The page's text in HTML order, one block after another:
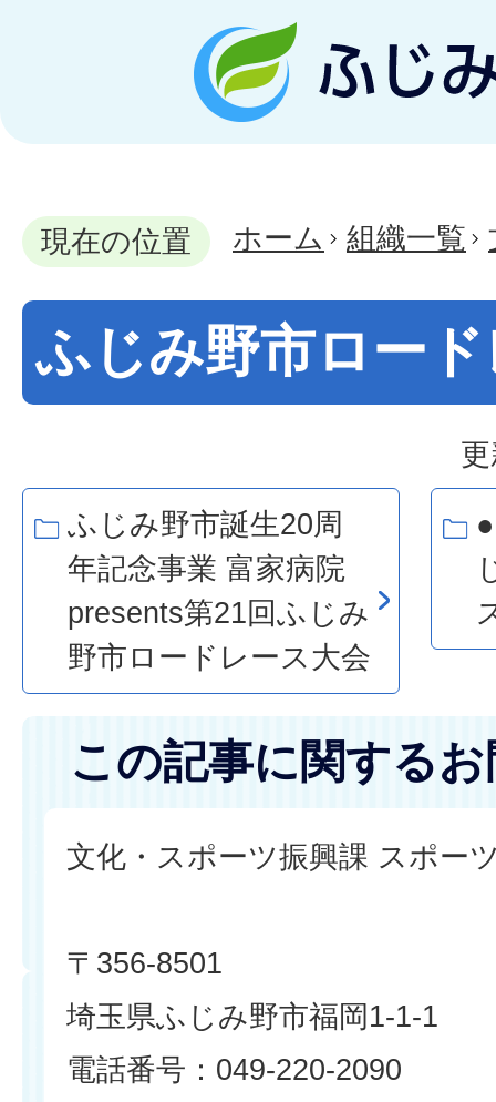
現在の位置 ホーム 組織一覧
ふじみ野市ロー
ふじみ野市誕生20周
年記念事業 富家病院
presents第21回ふじみ
野市ロードレース大会
この記事に関する
文化・スポーツ振興課 スポー
〒356-8501
埼玉県ふじみ野市福岡1-1-1
電話番号：049-220-2090